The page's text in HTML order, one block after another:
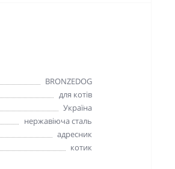
BRONZEDOG
для котів
Україна
нержавіюча сталь
адресник
котик